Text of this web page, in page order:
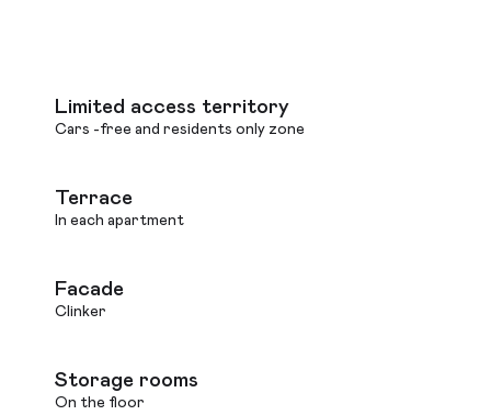
Limited access territory
Cars -free and residents only zone
Terrace
In each apartment
Facade
Clinker
Storage rooms
On the floor